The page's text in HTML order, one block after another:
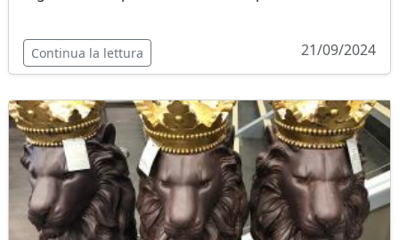
Continua la lettura 21/09/2024